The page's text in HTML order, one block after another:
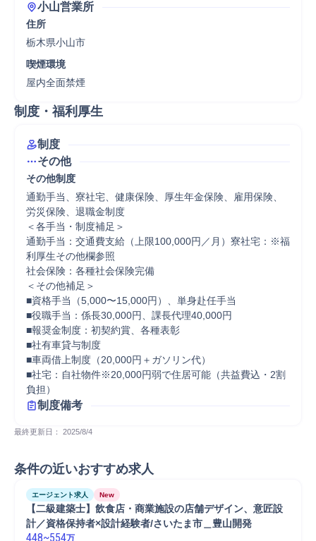
小山営業所
住所
栃木県小山市
喫煙環境
屋内全面禁煙
制度・福利厚生
制度
その他
その他制度
通勤手当、寮社宅、健康保険、厚生年金保険、雇用保険、
労災保険、退職金制度
＜各手当・制度補足＞
通勤手当：交通費支給（上限100,000円／月）寮社宅：※福
利厚生その他欄参照
社会保険：各種社会保険完備
＜その他補足＞
■資格手当（5,000〜15,000円）、単身赴任手当
■役職手当：係長30,000円、課長代理40,000円
■報奨金制度：初契約賞、各種表彰
■社有車貸与制度
■車両借上制度（20,000円＋ガソリン代）
■社宅：自社物件※20,000円弱で住居可能（共益費込・2割
負担）
制度備考
最終更新日： 2025/8/4
条件の近いおすすめ求人
エージェント求人 New
【二級建築士】飲食店・商業施設の店舗デザイン、意匠設
計／資格保持者×設計経験者/さいたま市＿豊山開発
448~554万